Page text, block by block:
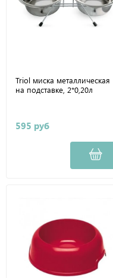
Triol миска металлическая
на подставке, 2*0,20л
595 руб